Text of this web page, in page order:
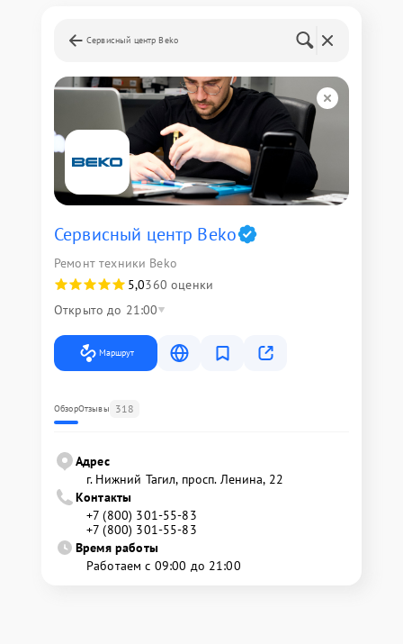
Сервисный центр Beko
Сервисный центр Beko
Ремонт техники Beko
5,0360 оценки
Открыто до 21:00
Маршрут
ОбзорОтзывы 318
Адрес
г. Нижний Тагил, просп. Ленина, 22
Контакты
+7 (800) 301-55-83
+7 (800) 301-55-83
Время работы
Работаем с 09:00 до 21:00